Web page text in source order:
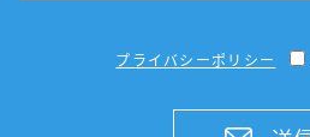
プライバシーポリシー